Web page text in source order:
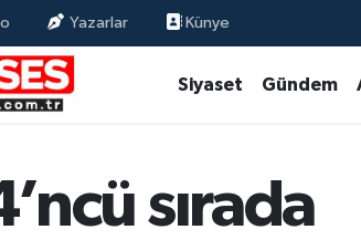
Yazarlar Künye
Siyaset Gündem
sırada